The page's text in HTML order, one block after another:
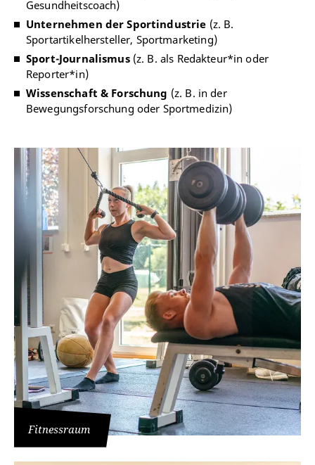
Gesundheitscoach)
Unternehmen der Sportindustrie (z. B.
Sportartikelhersteller, Sportmarketing)
Sport-Journalismus(z. B. als Redakteur*in oder
Reporter*in)
Wissenschaft & Forschung (z. B. in der
Bewegungsforschung oder Sportmedizin)
Fitnessraum